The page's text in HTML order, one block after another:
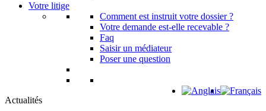
Votre litige
Comment est instruit votre dossier ?
Votre demande est-elle recevable ?
Faq
Saisir un médiateur
Poser une question
Actualités